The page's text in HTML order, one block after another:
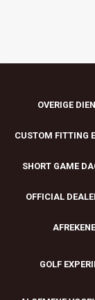
OVERIGE
CUSTOM FITTING
SHORT GAME
OFFICIAL
GOLF